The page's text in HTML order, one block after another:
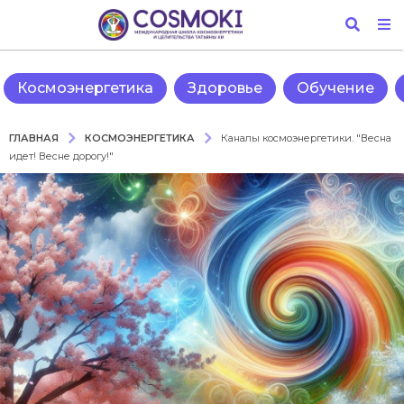
Космоэнергетика Здоровье Обучение
ГЛАВНАЯ КОСМОЭНЕРГЕТИКА
Каналы космоэнергетики. "Весна
идет! Весне дорогу!"